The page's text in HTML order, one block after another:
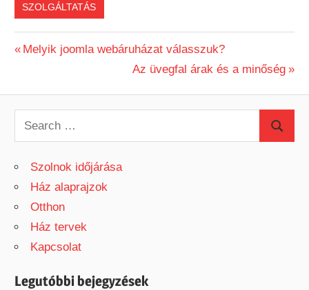
SZOLGÁLTATÁS
navigáció
Previous
Melyik joomla webáruházat válasszuk?
Next
Az üvegfal árak és a minőség
e
r
Szolnok időjárása
Ház alaprajzok
Otthon
Ház tervek
Kapcsolat
Legutóbbi bejegyzések